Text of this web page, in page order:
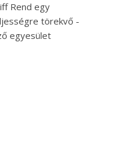
Rend egy
törekvő -
egyesület